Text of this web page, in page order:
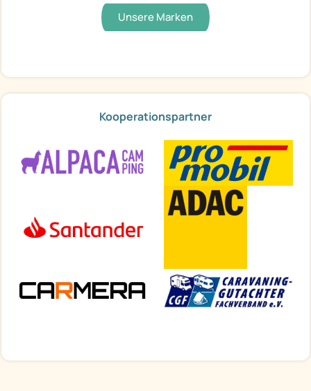
Unsere Marken
Kooperationspartner